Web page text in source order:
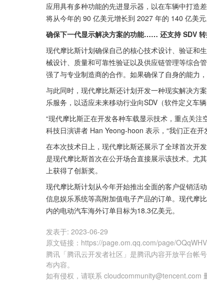
应用具有多种功能的先进显示器，以在车辆中打造
将从今年的 90 亿美元增长到 2027 年的 140 亿美元
确保下一代显示解决方案的功能…… 还支持 SDV
现代摩比斯计划确保自己的核心技术设计、验证和
械设计、质量和可靠性验证以及供应链管理等综合
强了与专业制造商的合作。如果确保了自身的能力
与此同时，现代摩比斯还计划开发一种现实解决方
乐服务，以适应未来移动行业向SDV（软件定义车
“现代摩比斯正在开发各种车载显示技术，重点关注
科技日演讲者 Han Yeong-hoon 表示，“我们正在开
在本次技术日上，现代摩比斯还展示了全球首次开
是现代摩比斯首次在公开场合直接展示该技术。尤
上获得了创新奖。
现代摩比斯计划从今年开始推出全面的客户促销活
信息娱乐系统等高附加值电子产品的订单。现代摩
内的电动汽车海外订单目标为18.3亿美元。
发表于: 2023-06-29
原文链接 ： https://page.om.qq.com/page/
腾讯「腾讯云开发者社区」是腾讯内容开放平台帐
布内容。
如有侵权，请联系 cloudcommunity@tencent.com